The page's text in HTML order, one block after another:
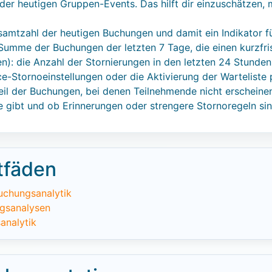
heutigen Gruppen-Events. Das hilft dir einzuschätzen,
der heutigen Buchungen und damit ein Indikator
der Buchungen der letzten 7 Tage, die einen
die Anzahl der Stornierungen in den letzten 24
Stornoeinstellungen oder die Aktivierung der Warteliste
der Buchungen, bei denen Teilnehmende nicht
gibt und ob Erinnerungen oder strengere Stornoregeln